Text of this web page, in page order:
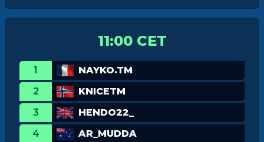
11:00 CET
1
NAYKO.TM
2
KNICETM
3
HENDO22_
4
AR_MUDDA